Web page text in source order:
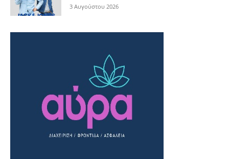
3 Αυγούστου 2026